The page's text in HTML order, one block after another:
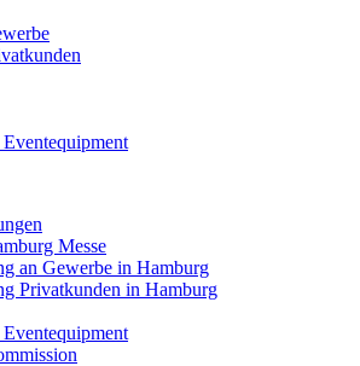
Messe
an Gewerbe in Hamburg
Privatkunden in Hamburg